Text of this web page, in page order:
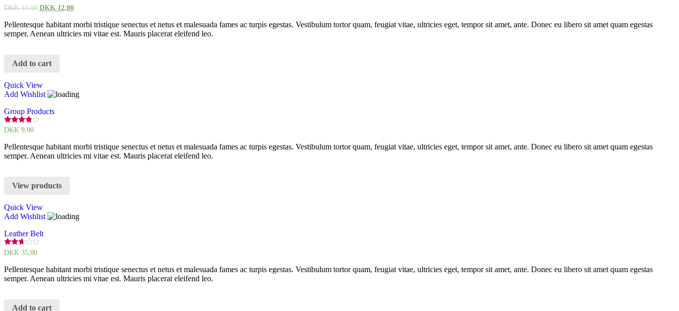
Rated
out of
5
DKK15,00 DKK 12,00
Pellentesque habitant morbi tristique senectus et netus et malesuada fames ac turpis egestas. Vestibulum tortor quam, feugiat vitae, ultricies eget, tempor sit amet, ante. Donec eu libero sit amet quam egestas
semper. Aenean ultricies mi vitae est. Mauris placerat eleifend leo.
Add to cart
Quick View
Add Wishlist
Group Products
Rated
out of 5
DKK 9,00
Pellentesque habitant morbi tristique senectus et netus et malesuada fames ac turpis egestas. Vestibulum tortor quam, feugiat vitae, ultricies eget, tempor sit amet, ante. Donec eu libero sit amet quam egestas
semper. Aenean ultricies mi vitae est. Mauris placerat eleifend leo.
View products
Quick View
Add Wishlist
Leather Belt
Rated
5
DKK 35,00
Pellentesque habitant morbi tristique senectus et netus et malesuada fames ac turpis egestas. Vestibulum tortor quam, feugiat vitae, ultricies eget, tempor sit amet, ante. Donec eu libero sit amet quam egestas
semper. Aenean ultricies mi vitae est. Mauris placerat eleifend leo.
Add to cart